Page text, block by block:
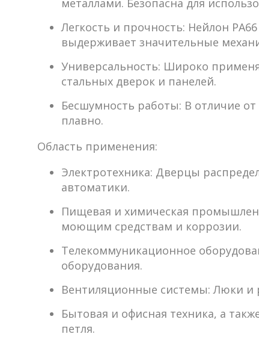
Легкость и прочность: Нейлон
выдерживает значительные
Универсальность: Широко
стальных дверок и панелей.
Бесшумность работы: В отличие
плавно.
Область применения:
Электротехника: Дверцы
автоматики.
Пищевая и химическая
моющим средствам и коррозии.
Телекоммуникационное
оборудования.
Вентиляционные системы: Люки и
Бытовая и офисная техника, а
петля.